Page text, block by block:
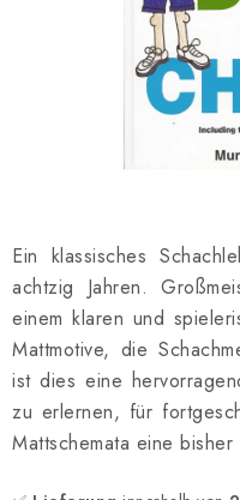
SCHACH ONLINE
SCHACH-MERCH
SCHACH GESCHENKE
KONTAKT
Kontakt FAQ Über uns
Geschäftsbedingungen
Ein klassisches
achtzig Jahren.
einem klaren und
Mattmotive, die
ist dies eine
zu erlernen, für
Mattschemata eine